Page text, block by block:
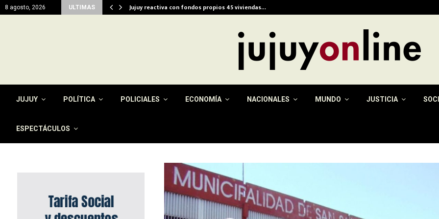
8 agosto, 2026 ULTIMAS Jujuy reactiva con fondos propios 45 viviendas…
JUJUY POLÍTICA POLICIALES ECONOMÍA NACIONALES MUNDO JUSTICIA
ESPECTÁCULOS